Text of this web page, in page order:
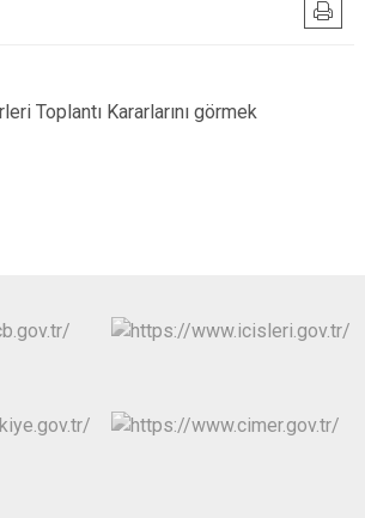
Kapaklı
Toplantı Kararlarını görmek